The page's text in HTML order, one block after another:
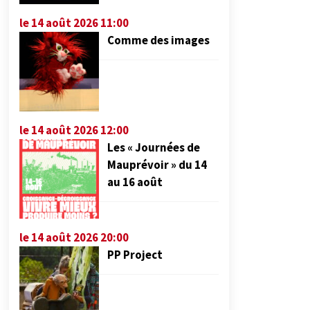
le 14 août 2026 11:00
Comme des images
le 14 août 2026 12:00
Les « Journées de
Mauprévoir » du 14
au 16 août
le 14 août 2026 20:00
PP Project